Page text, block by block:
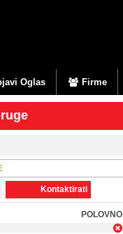
Oglas Firme
Kontaktirati
POLOVNO